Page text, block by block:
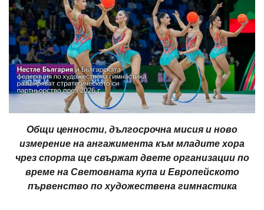
Общи ценности, дългосрочна мисия и ново
измерение на ангажимента към младите хора
чрез спорта ще свържат двете организации по
време на Световната купа и Европейското
първенство по художествена гимнастика